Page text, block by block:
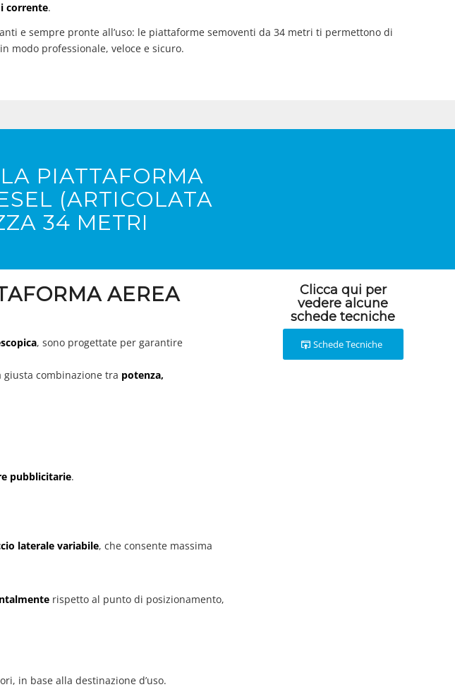
corrente.
e sempre pronte all’uso: le piattaforme semoventi da 34 metri ti permettono di
modo professionale, veloce e sicuro.
PIATTAFORMA
(ARTICOLATA
34 METRI
AEREA
, sono progettate per garantire
giusta combinazione tra potenza,
pubblicitarie.
laterale variabile, che consente massima
rispetto al punto di posizionamento,
in base alla destinazione d’uso.
Clicca qui per
vedere alcune
schede tecniche
Schede Tecniche